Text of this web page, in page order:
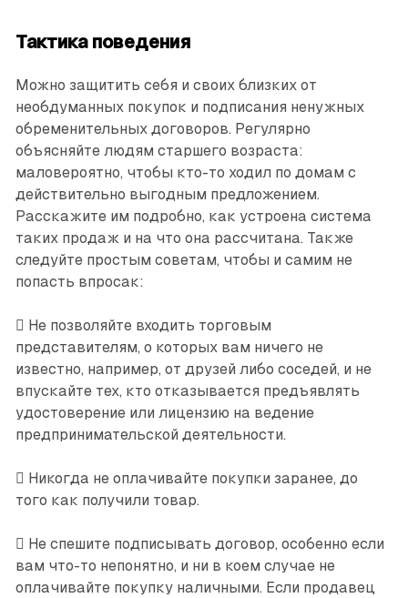
Тактика поведения
Можно защитить себя и своих близких от
необдуманных покупок и подписания ненужных
обременительных договоров. Регулярно
объясняйте людям старшего возраста:
маловероятно, чтобы кто-то ходил по домам с
действительно выгодным предложением.
Расскажите им подробно, как устроена система
таких продаж и на что она рассчитана. Также
следуйте простым советам, чтобы и самим не
попасть впросак:
 Не позволяйте входить торговым
представителям, о которых вам ничего не
известно, например, от друзей либо соседей, и не
впускайте тех, кто отказывается предъявлять
удостоверение или лицензию на ведение
предпринимательской деятельности.
 Никогда не оплачивайте покупки заранее, до
того как получили товар.
 Не спешите подписывать договор, особенно если
вам что-то непонятно, и ни в коем случае не
оплачивайте покупку наличными. Если продавец